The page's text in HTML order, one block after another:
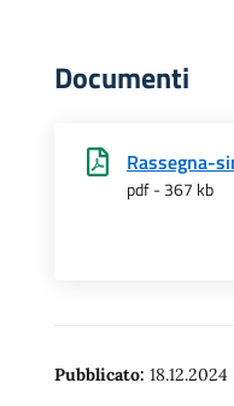
Documenti
Rassegna-
pdf - 367 kb
Pubblicato: 18.12.2024